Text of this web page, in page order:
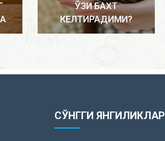
ЎЗИ БАХТ
КЕЛТИРАДИМИ?
СЎНГГИ ЯНГИЛИКЛАР